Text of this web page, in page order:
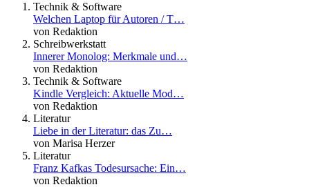
Technik & Software
Welchen Laptop für Autoren / T…
von Redaktion
Schreibwerkstatt
Innerer Monolog: Merkmale und…
von Redaktion
Technik & Software
Kindle Vergleich: Aktuelle Mod…
von Redaktion
Literatur
Liebe in der Literatur: das Zu…
von Marisa Herzer
Literatur
Franz Kafkas Todesursache: Ein…
von Redaktion